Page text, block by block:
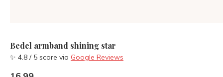
Bedel armband shining star
✨ 4.8 / 5 score via Google Reviews